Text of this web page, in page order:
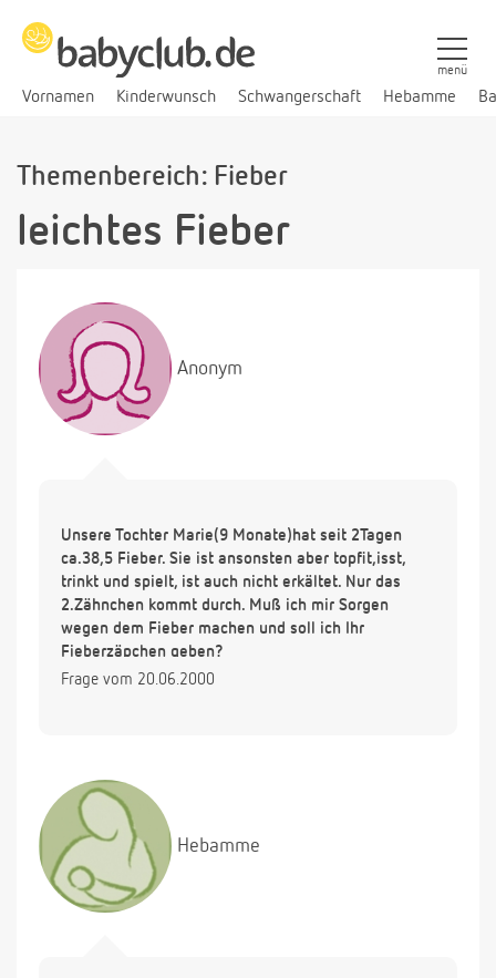
Vornamen Kinderwunsch Schwangerschaft Hebamme
menü
Themenbereich: Fieber
leichtes Fieber
Anonym
Unsere Tochter Marie(9 Monate)hat seit 2Tagen
ca.38,5 Fieber. Sie ist ansonsten aber topfit,isst,
trinkt und spielt, ist auch nicht erkältet. Nur das
2.Zähnchen kommt durch. Muß ich mir Sorgen
wegen dem Fieber machen und soll ich Ihr
Fieberzäpchen geben?
Frage vom 20.06.2000
Hebamme